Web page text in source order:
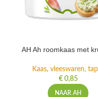
AH Ah roomkaas met
Kaas, vleeswaren,
€0,85
NAAR AH